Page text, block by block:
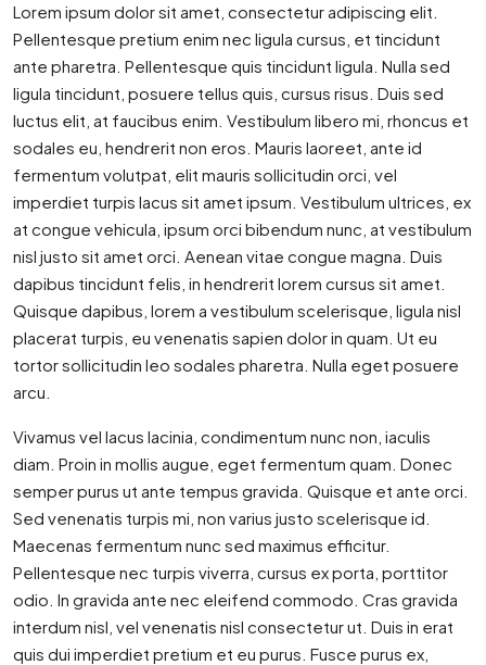
Lorem ipsum dolor sit amet, consectetur adipiscing elit.
Pellentesque pretium enim nec ligula cursus, et tincidunt
ante pharetra. Pellentesque quis tincidunt ligula. Nulla sed
ligula tincidunt, posuere tellus quis, cursus risus. Duis sed
luctus elit, at faucibus enim. Vestibulum libero mi, rhoncus et
sodales eu, hendrerit non eros. Mauris laoreet, ante id
fermentum volutpat, elit mauris sollicitudin orci, vel
imperdiet turpis lacus sit amet ipsum. Vestibulum ultrices, ex
at congue vehicula, ipsum orci bibendum nunc, at vestibulum
nisl justo sit amet orci. Aenean vitae congue magna. Duis
dapibus tincidunt felis, in hendrerit lorem cursus sit amet.
Quisque dapibus, lorem a vestibulum scelerisque, ligula nisl
placerat turpis, eu venenatis sapien dolor in quam. Ut eu
tortor sollicitudin leo sodales pharetra. Nulla eget posuere
arcu.
Vivamus vel lacus lacinia, condimentum nunc non, iaculis
diam. Proin in mollis augue, eget fermentum quam. Donec
semper purus ut ante tempus gravida. Quisque et ante orci.
Sed venenatis turpis mi, non varius justo scelerisque id.
Maecenas fermentum nunc sed maximus efficitur.
Pellentesque nec turpis viverra, cursus ex porta, porttitor
odio. In gravida ante nec eleifend commodo. Cras gravida
interdum nisl, vel venenatis nisl consectetur ut. Duis in erat
quis dui imperdiet pretium et eu purus. Fusce purus ex,